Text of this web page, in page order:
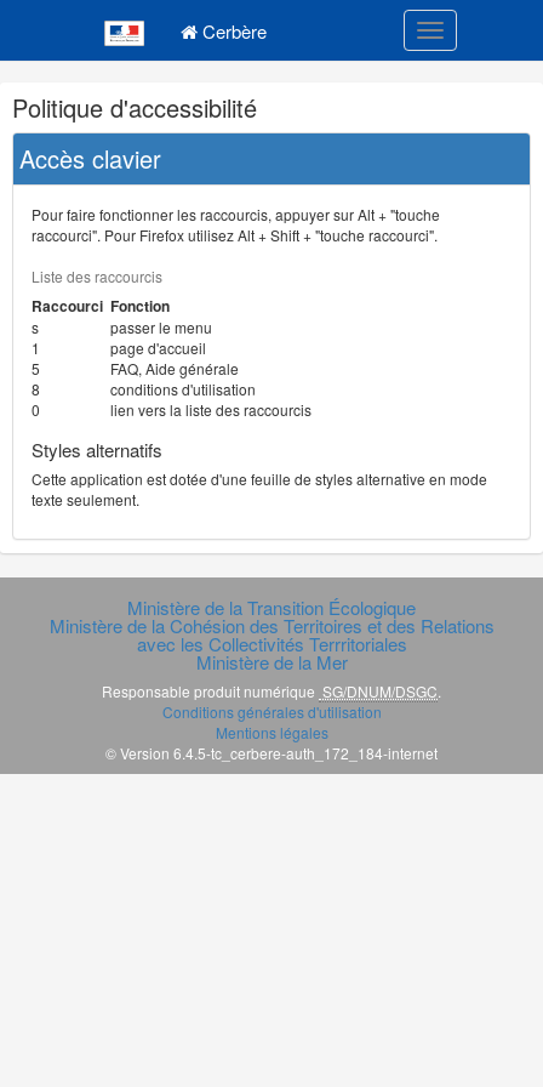
Cerbère Toggle
Navigation
et
outils
annexes
Politique d'accessibilité
Accès clavier
Pour faire fonctionner les raccourcis, appuyer sur Alt + "touche
raccourci". Pour Firefox utilisez Alt + Shift + "touche raccourci".
Liste des raccourcis
Raccourci Fonction
s
passer le menu
1
page d'accueil
5
FAQ, Aide générale
8
conditions d'utilisation
0
lien vers la liste des raccourcis
Styles alternatifs
Cette application est dotée d'une feuille de styles alternative en mode
texte seulement.
Ministère de la Transition Écologique
Ministère de la Cohésion des Territoires et des Relations
avec les Collectivités Terrritoriales
Ministère de la Mer
Responsable produit numérique SG/DNUM/DSGC
Conditions générales d'utilisation
Mentions légales
© Version 6.4.5-tc_cerbere-auth_172_184-internet